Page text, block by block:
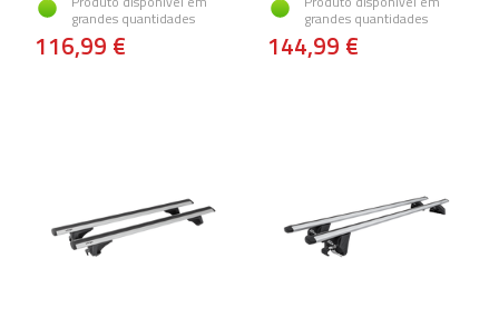
grandes quantidades
116,99 €
grandes quantidades
144,99 €